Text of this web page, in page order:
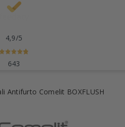
4,9/5
643
Antifurto Comelit BOXFLUSH